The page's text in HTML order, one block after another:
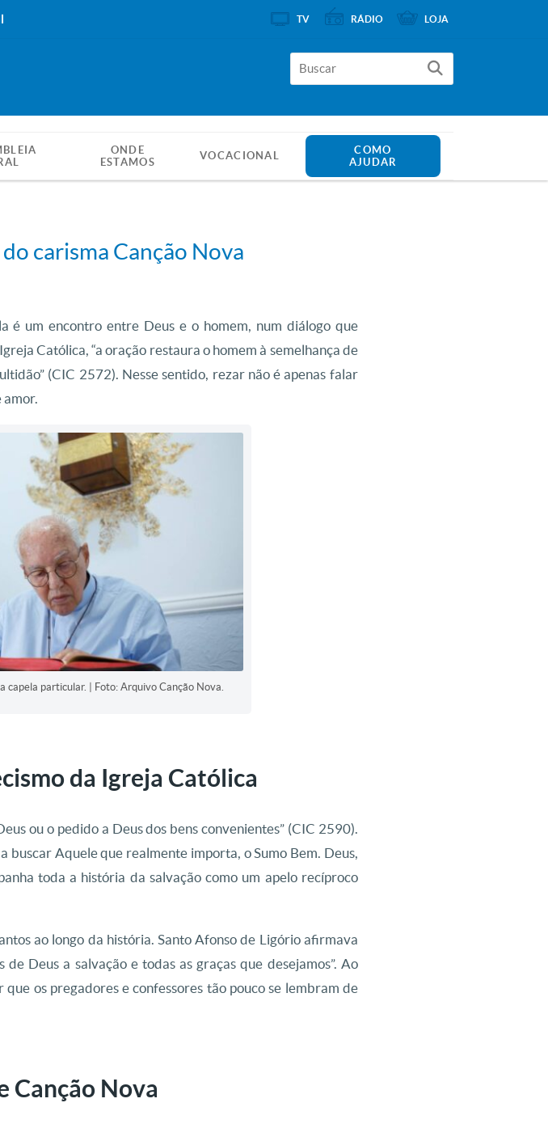
ONDE
ESTAMOS
VOCACIONAL
COMO
AJUDAR
carisma Canção Nova
é um encontro entre Deus e o homem, num diálogo que
Católica, “a oração restaura o homem à semelhança de
(CIC 2572). Nesse sentido, rezar não é apenas falar
amor.
capela particular. | Foto: Arquivo Canção Nova.
da Igreja Católica
ou o pedido a Deus dos bens convenientes” (CIC 2590).
Aquele que realmente importa, o Sumo Bem. Deus,
toda a história da salvação como um apelo recíproco
ao longo da história. Santo Afonso de Ligório afirmava
Deus a salvação e todas as graças que desejamos”. Ao
os pregadores e confessores tão pouco se lembram de
Canção Nova
TV RÁDIO LOJA